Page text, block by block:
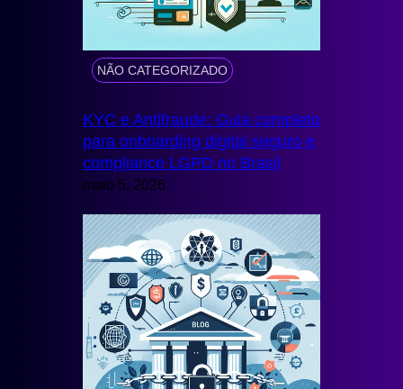
NÃO CATEGORIZADO
KYC e Antifraude: Guia completo
para onboarding digital seguro e
compliance LGPD no Brasil
maio 5, 2026